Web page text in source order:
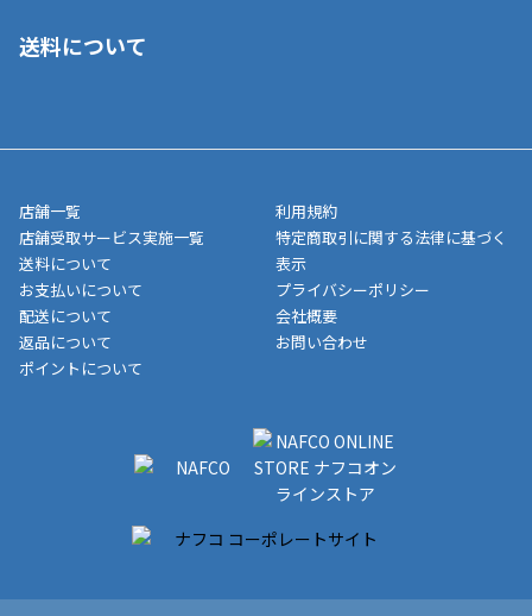
■代金引換(代引)※手数料がかかります
■商品によっては一部決済方法が使用できない場合がございま
す。
ご注文が確認出来次第、1～4営業日に発送いたします。「お取り
業日にてお引渡しとなります。(離島などの場合、例外もあります)
メーカー直送品など一部商品については、その他商品との購入に
制限がかかる場合がございます。また発送日についても、通常と
異なる場合がございます。対象商品の説明ページをご確認くださ
い。
■店舗受取をご選択いただいた場合
ご注文が確認出来次第、お受取される店舗在庫を使用してご準備
をさせていただきます。店舗に在庫がない場合は店舗よりお取り
いただく場合がございます。店舗準備でのお渡しとなる為、商品
のみの受け渡しとなります。（箱や納品書は付属しておりませ
ん）店舗で準備が出来次第、メールにてご連絡させていただきま
送料について
店舗一覧
店舗受取サービス実施一覧
送料について
お支払いについて
配送について
返品について
ポイントについて
利用規約
特定商取引に関する法律に基づく
表示
プライバシーポリシー
会社概要
お問い合わせ